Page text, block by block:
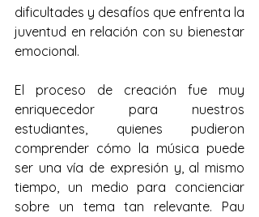
dificultades y desafíos que enfrenta la
juventud en relación con su bienestar
emocional.
El proceso de creación fue muy
enriquecedor para nuestros
estudiantes, quienes pudieron
comprender cómo la música puede
ser una vía de expresión y, al mismo
tiempo, un medio para concienciar
sobre un tema tan relevante. Pau